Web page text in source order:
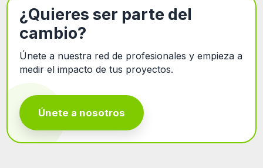
¿Quieres ser parte del
cambio?
Únete a nuestra red de profesionales y empieza a
medir el impacto de tus proyectos.
Únete a nosotros